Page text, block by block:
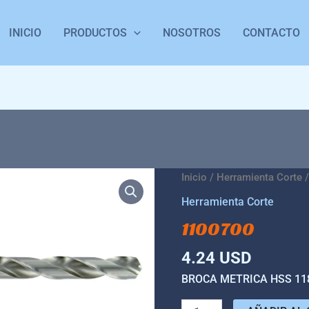
INICIO PRODUCTOS NOSOTROS CONTACTO
Inicio / Herramienta Corte
Herramienta Corte
1100700
4.24 USD
BROCA METRICA HSS
1100700
cantidad